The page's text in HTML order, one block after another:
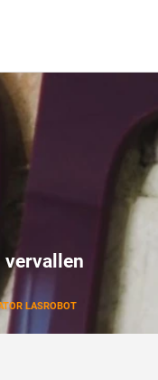
vervallen
LASROBOT